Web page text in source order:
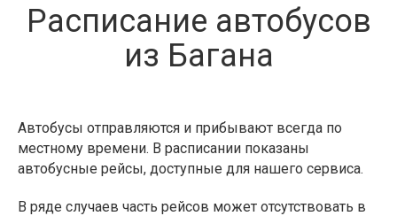
Расписание автобусов
из Багана
Автобусы отправляются и прибывают всегда по
местному времени. В расписании показаны
автобусные рейсы, доступные для нашего сервиса.
В ряде случаев часть рейсов может отсутствовать в